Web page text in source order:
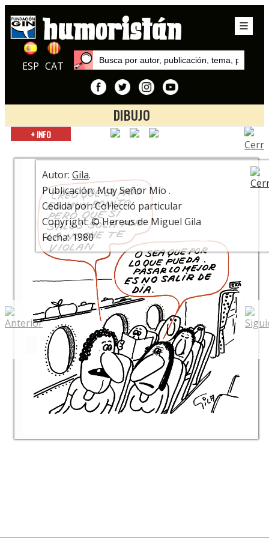
ESP CAT
DIBUJO
Inicio
¿Está la Risa? ¡Que se ponga! Centenario Miguel Gila
+ INFO
Autor:Gila.
Publicación: Muy Señor Mío .
Cedida por: Col·lecció particular
Copyright: © Hereus de Miguel Gila
Fecha: 1980